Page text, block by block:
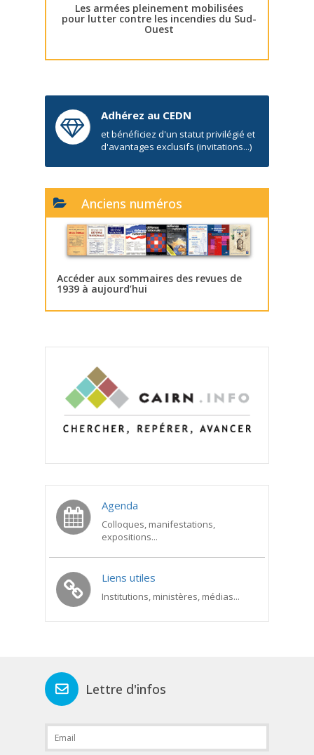
Les armées pleinement mobilisées
pour lutter contre les incendies du Sud-
Ouest
Adhérez au CEDN
et bénéficiez d'un statut privilégié et
d'avantages exclusifs (invitations...)
Anciens numéros
Accéder aux sommaires des revues de
1939 à aujourd’hui
Agenda
Colloques, manifestations,
expositions...
Liens utiles
Institutions, ministères, médias...
Lettre d'infos